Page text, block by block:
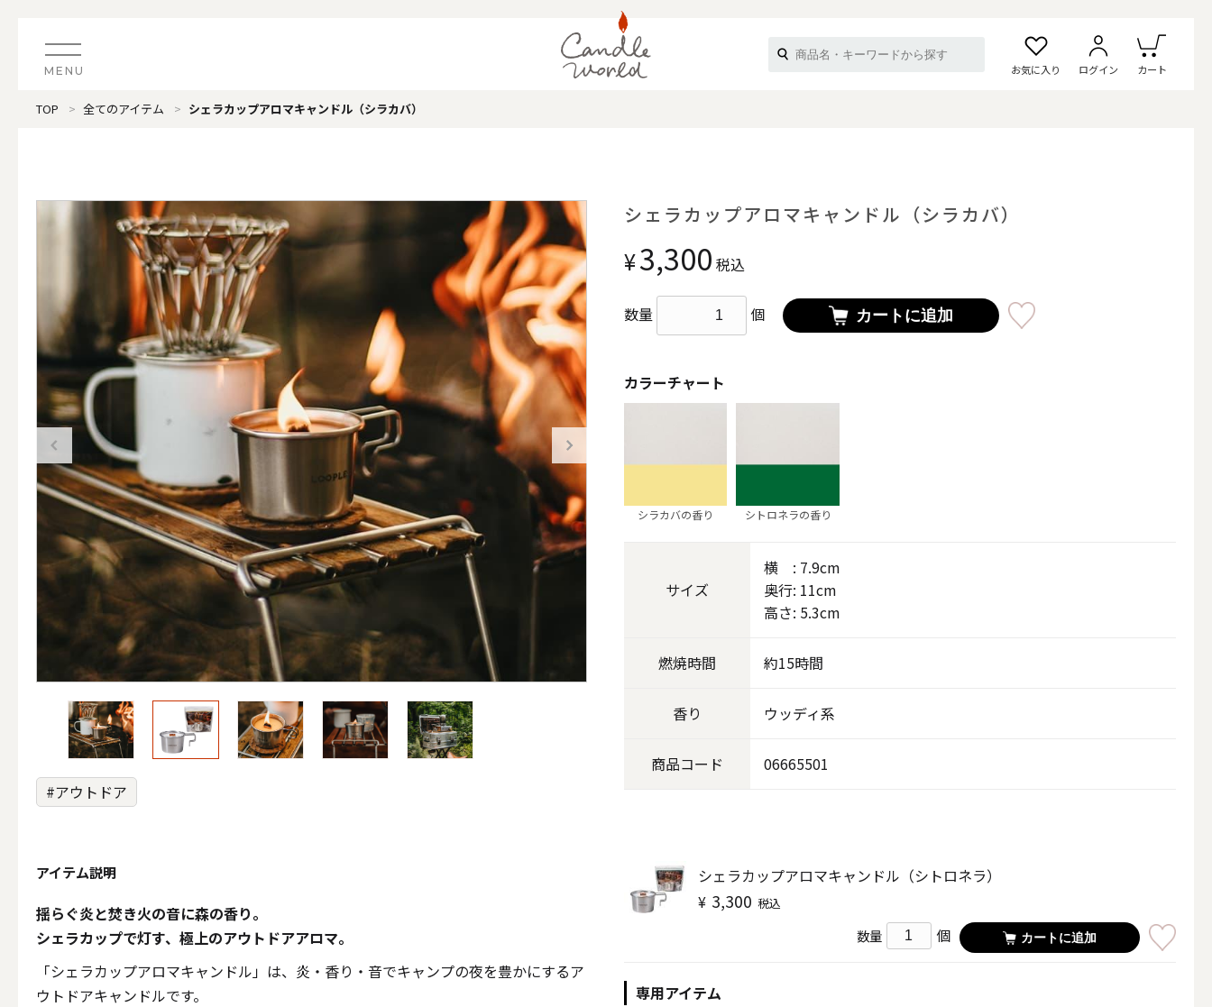
MENU お気に入り ログイン カート
カテゴリから探す
色で探す
（ブランド）offti 《オフティ》
ALL
（ブランド）YURAGI《ゆらぎ》
ALL
キャンドル
ALL
カップキャンドル ピラーキャンドル
キャンドルホルダー
キャンドルグラス
TOP 全てのアイテム シェラカップアロマキャンドル（シラカバ）
#アウトドア
シェラカップアロマキャンドル（シラカバ）
¥3,300 税込
数量 個 カートに追加
カラーチャート
シラカバの香り シトロネラの香り
サイズ
横 : 7.9cm
奥行: 11cm
高さ: 5.3cm
燃焼時間 約15時間
香り ウッディ系
商品コード 06665501
アイテム説明
揺らぐ炎と焚き火の音に森の香り。
シェラカップで灯す、極上のアウトドアアロマ。
「シェラカップアロマキャンドル」は、炎・香り・音でキャンプの夜を豊かにするア
ウトドアキャンドルです。
シェラカップアロマキャンドル（シトロネラ）
¥ 3,300 税込
数量 個 カートに追加
専用アイテム